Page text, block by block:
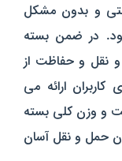
و بدون مشکل
در ضمن بسته‌
نقل و حفاظت از
ارائه می‌
و وزن کلی بسته
حمل و نقل آسان